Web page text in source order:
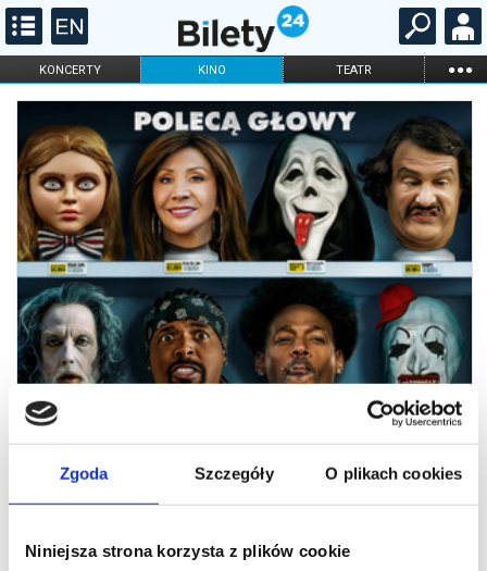
Zgoda Szczegóły O plikach cookies
Niniejsza strona korzysta z plików cookie
KONCERTY KINO TEATR ...
FILHARMONIA OPERA I BALET
STAND-UP
DLA DZIECI
ONLINE KARNETY